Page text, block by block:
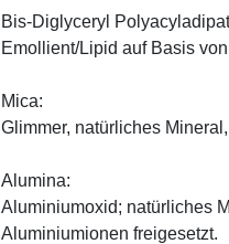
Bis-Diglyceryl
Emollient/Lipid auf Basis
Mica:
Glimmer, natürliches
Alumina:
Aluminiumoxid; natürliches
Aluminiumionen freigesetzt.